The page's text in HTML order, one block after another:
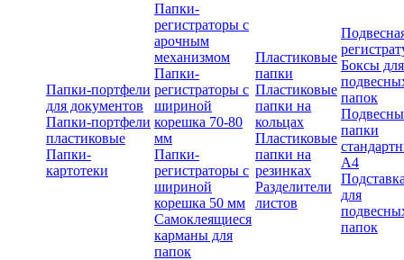
Папки-портфели
для документов
Папки-портфели
пластиковые
Папки-
картотеки
Папки-
регистраторы с
арочным
механизмом
Папки-
регистраторы с
шириной
корешка 70-80
мм
Папки-
регистраторы с
шириной
корешка 50 мм
Самоклеящиеся
карманы для
папок
Пластиковые
папки
Пластиковые
папки на
кольцах
Пластиковые
папки на
резинках
Разделители
листов
Боксы для
папок
папки
А4
для
папок